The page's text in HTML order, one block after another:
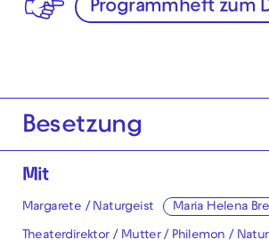
Programmheft zum
Besetzung
Mit
Margarete / Naturgeist Maria Helena
Theaterdirektor / Mutter / Philemon /